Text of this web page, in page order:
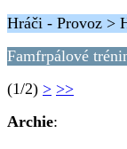
Hráči - Provoz >
Famfrpálové
(1/2) > >>
Archie: